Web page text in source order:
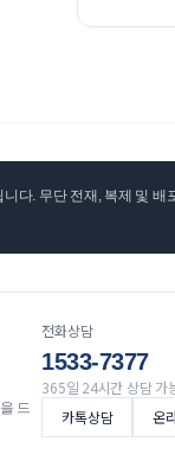
다. 무단 전재, 복제 및 배
드
전화상담
1533-7377
365일 24시간 상담 가
카톡상담
온